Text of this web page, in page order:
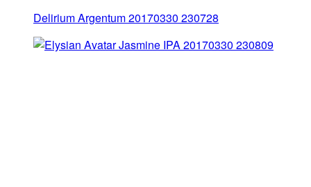
Delirium Argentum 20170330 230728